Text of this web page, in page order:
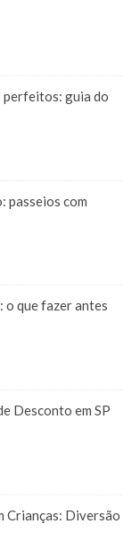
perfeitos: guia do
passeios com
o que fazer antes
Desconto em SP
Crianças: Diversão